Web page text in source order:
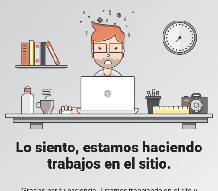
Lo siento, estamos haciendo
trabajos en el sitio.